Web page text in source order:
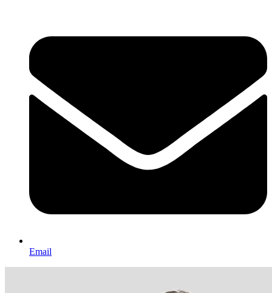
Email